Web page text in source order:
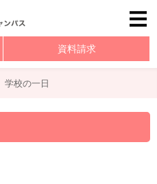
資料請求
学校の一日